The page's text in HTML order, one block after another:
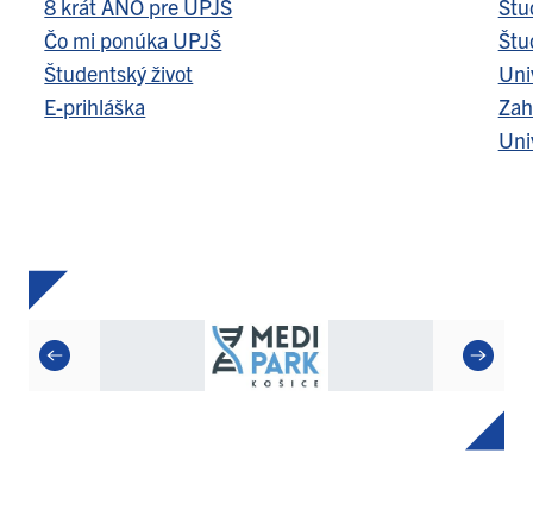
8 krát ÁNO pre UPJŠ
Čo mi ponúka UPJŠ
Študentský život
E-prihláška